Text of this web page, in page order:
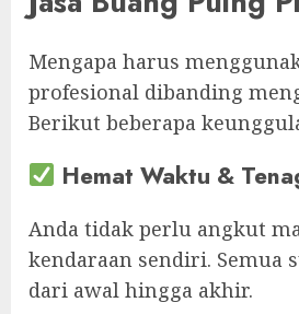
Mengapa harus
profesional dibanding
Berikut beberapa
Hemat Waktu &
Anda tidak perlu angkut
kendaraan sendiri. Semua
dari awal hingga akhir.